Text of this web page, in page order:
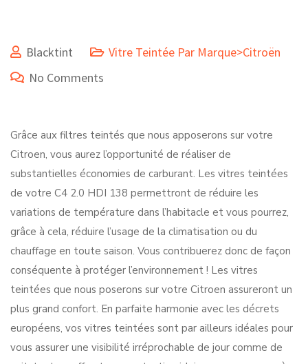
Blacktint
Vitre Teintée Par Marque>Citroën
No Comments
Grâce aux filtres teintés que nous apposerons sur votre
Citroen, vous aurez l’opportunité de réaliser de
substantielles économies de carburant. Les vitres teintées
de votre C4 2.0 HDI 138 permettront de réduire les
variations de température dans l’habitacle et vous pourrez,
grâce à cela, réduire l’usage de la climatisation ou du
chauffage en toute saison. Vous contribuerez donc de façon
conséquente à protéger l’environnement ! Les vitres
teintées que nous poserons sur votre Citroen assureront un
plus grand confort. En parfaite harmonie avec les décrets
européens, vos vitres teintées sont par ailleurs idéales pour
vous assurer une visibilité irréprochable de jour comme de